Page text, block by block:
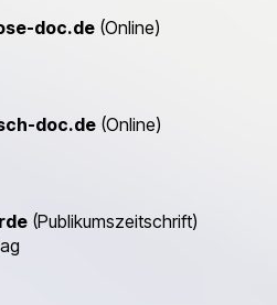
doc.de (Online)
doc.de (Online)
(Publikumszeitschrift)